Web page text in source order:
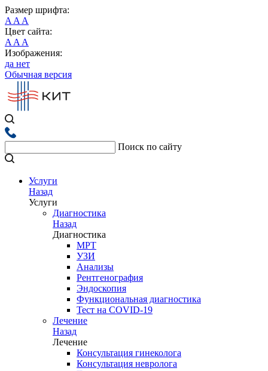
Размер шрифта:
A A A
Цвет сайта:
A A A
Изображения:
да нет
Обычная версия
Поиск по сайту
Услуги
Назад
Услуги
Диагностика
Назад
Диагностика
МРТ
УЗИ
Анализы
Рентгенография
Эндоскопия
Функциональная диагностика
Тест на COVID-19
Лечение
Назад
Лечение
Консультация гинеколога
Консультация невролога